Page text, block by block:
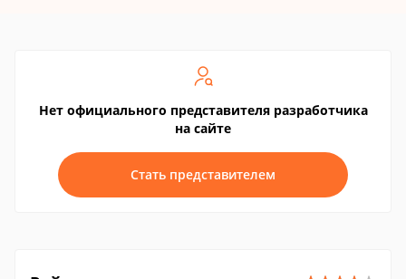
Нет официального представителя разработчика
на сайте
Стать представителем